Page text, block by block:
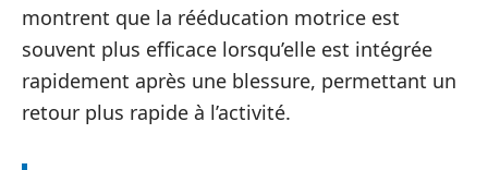
montrent que la rééducation motrice est
souvent plus efficace lorsqu’elle est intégrée
rapidement après une blessure, permettant un
retour plus rapide à l’activité.